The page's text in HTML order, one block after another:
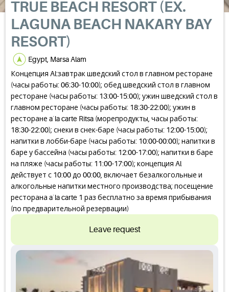
TRUE BEACH RESORT (EX.
LAGUNA BEACH NAKARY BAY
RESORT)
Egypt, Marsa Alam
Концепция Al:завтрак шведский стол в главном ресторане
(часы работы: 06:30-10:00); обед шведский стол в главном
ресторане (часы работы: 13:00-15:00); ужин шведский стол в
главном ресторане (часы работы: 18:30-22:00); ужин в
ресторане a`la carte Ritsa (морепродукты, часы работы:
18:30-22:00); снеки в снек-баре (часы работы: 12:00-15:00);
напитки в лобби-баре (часы работы: 10:00-00:00); напитки в
баре у бассейна (часы работы: 12:00-17:00); напитки в баре
на пляже (часы работы: 11:00-17:00); концепция Al
действует с 10:00 до 00:00, включает безалкогольные и
алкогольные напитки местного производства; посещение
ресторана a`la carte 1 раз бесплатно за время прибывания
(по предварительной резервации)
Leave request